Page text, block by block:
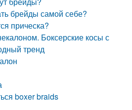
брейды самой себе?
прическа?
Боксерские косы с
тренд
boxer braids